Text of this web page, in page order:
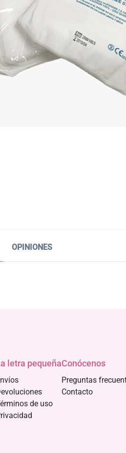
OPINIONES
letra pequeña
de uso
Conócenos
Preguntas
Contacto